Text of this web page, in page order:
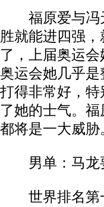
福原爱与冯天
胜就能进四强
了，上届奥运
奥运会她几乎
打得非常好，
了她的士气。
都将是一大威胁
男单：马龙
世界排名第一